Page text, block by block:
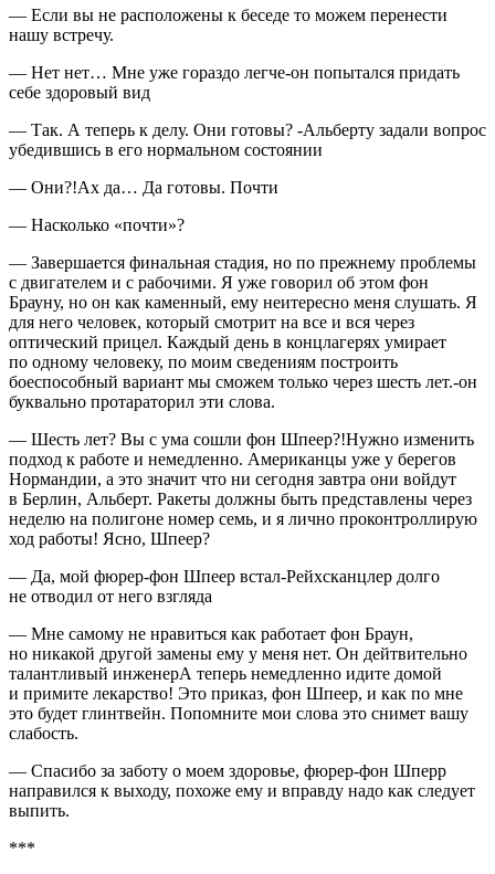
— Если вы не расположены к беседе то можем перенести
нашу встречу.
— Нет нет… Мне уже гораздо легче-он попытался придать
себе здоровый вид
— Так. А теперь к делу. Они готовы? -Альберту задали вопрос
убедившись в его нормальном состоянии
— Они?!Ах да… Да готовы. Почти
— Насколько «почти»?
— Завершается финальная стадия, но по прежнему проблемы
с двигателем и с рабочими. Я уже говорил об этом фон
Брауну, но он как каменный, ему неитересно меня слушать. Я
для него человек, который смотрит на все и вся через
оптический прицел. Каждый день в концлагерях умирает
по одному человеку, по моим сведениям построить
боеспособный вариант мы сможем только через шесть лет.-он
буквально протараторил эти слова.
— Шесть лет? Вы с ума сошли фон Шпеер?!Нужно изменить
подход к работе и немедленно. Американцы уже у берегов
Нормандии, а это значит что ни сегодня завтра они войдут
в Берлин, Альберт. Ракеты должны быть представлены через
неделю на полигоне номер семь, и я лично проконтроллирую
ход работы! Ясно, Шпеер?
— Да, мой фюрер-фон Шпеер встал-Рейхсканцлер долго
не отводил от него взгляда
— Мне самому не нравиться как работает фон Браун,
но никакой другой замены ему у меня нет. Он дейтвительно
талантливый инженерА теперь немедленно идите домой
и примите лекарство! Это приказ, фон Шпеер, и как по мне
это будет глинтвейн. Попомните мои слова это снимет вашу
слабость.
— Спасибо за заботу о моем здоровье, фюрер-фон Шперр
направился к выходу, похоже ему и вправду надо как следует
выпить.
***